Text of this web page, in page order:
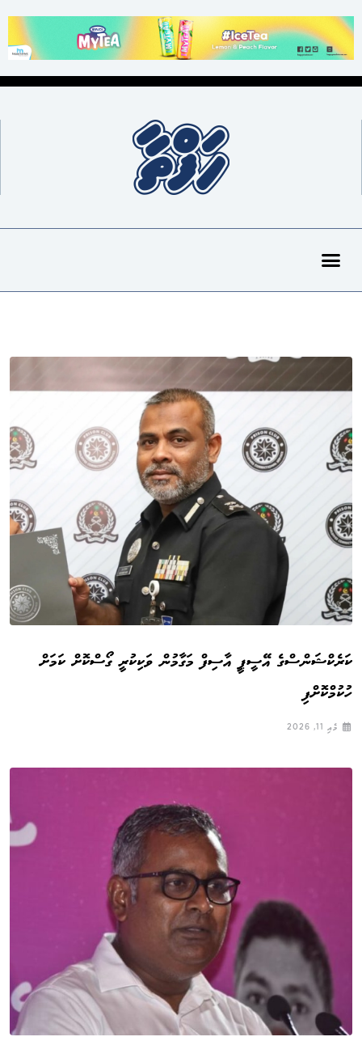
ކަރެކްޝަންސްގެ އޭސީޕީ އާސިފް މަގާމުން ވަކިކުރީ ގޯސްކޮށް ކަމަށް
ހުކުމްކޮށްފި
މެއި 11, 2026